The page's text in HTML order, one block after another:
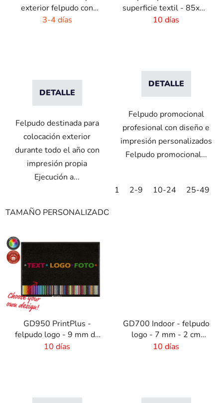
exterior felpudo con
logo - 7 mm flor
3-4 días
DETALLE
Felpudo destinada para
colocación exterior
durante todo el año con
impresión propia
Ejecución a...
TAMAÑO PERSONALIZADO
superficie textil - 85x60
cm
10 días
DETALLE
Felpudo promocional
profesional con diseño e
impresión personalizados
Felpudo promocional...
1 2-9 10-24 25-49
GD950 PrintPlus -
felpudo logo - 9 mm de
pelo - borde de goma
10 días
GD700 Indoor - felpudo
logo - 7 mm - 2 cm
borde
10 días